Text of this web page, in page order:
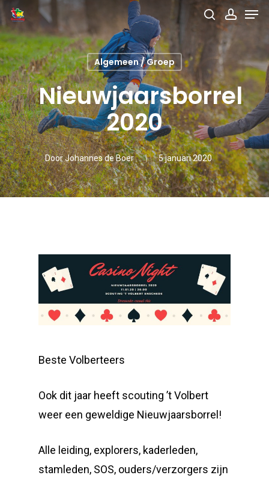
Skip
to
main
content
search
Algemeen / Groep
Nieuwjaarsborrel
2020
DoorJohannes de Boer 5 januari 2020
Beste Volberteers
Ook dit jaar heeft scouting ’t Volbert
weer een geweldige Nieuwjaarsborrel!
Alle leiding, explorers, kaderleden,
stamleden, SOS, ouders/verzorgers zijn